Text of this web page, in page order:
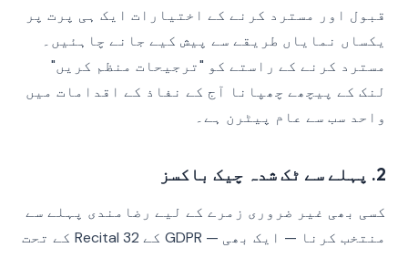
قبول اور مسترد کرنے کے اختیارات ایک ہی پرت پر
یکساں نمایاں طریقے سے پیش کیے جانے چاہئیں۔
مسترد کرنے کے راستے کو "ترجیحات منظم کریں"
لنک کے پیچھے چھپانا آج کے نفاذ کے اقدامات میں
واحد سب سے عام پیٹرن ہے۔
2. پہلے سے ٹک شدہ چیک باکسز
کسی بھی غیر ضروری زمرے کے لیے رضامندی پہلے سے
منتخب کرنا — ایک بھی — GDPR کے Recital 32 کے تحت